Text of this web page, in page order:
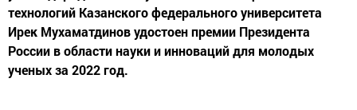
технологий Казанского федерального университета
Ирек Мухаматдинов удостоен премии Президента
России в области науки и инноваций для молодых
ученых за 2022 год.